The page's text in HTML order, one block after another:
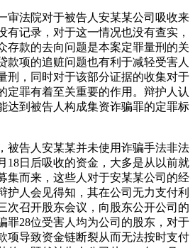
审法院对于被告人安某某公司吸收来
有记录，对于这一情况也没有查实，
存款的去向问题是本案定罪量刑的关
款项的追赃问题也有利于减轻受害人
刑，同时对于该部分证据的收集对于
定罪有着至关重要的作用。辩护人认
达到被告人构成集资诈骗罪的定罪标
被告人安某某并未使用诈骗手法非法
18日后吸收的资金，大多是从以前就
集而来，这些人对于安某某公司的经
护人会见得知，其在公司无力支付利
次召开股东会议，向股东公开公司的
罪28位受害人均为公司的股东，对于
项导致资金链断裂从而无法按时支付